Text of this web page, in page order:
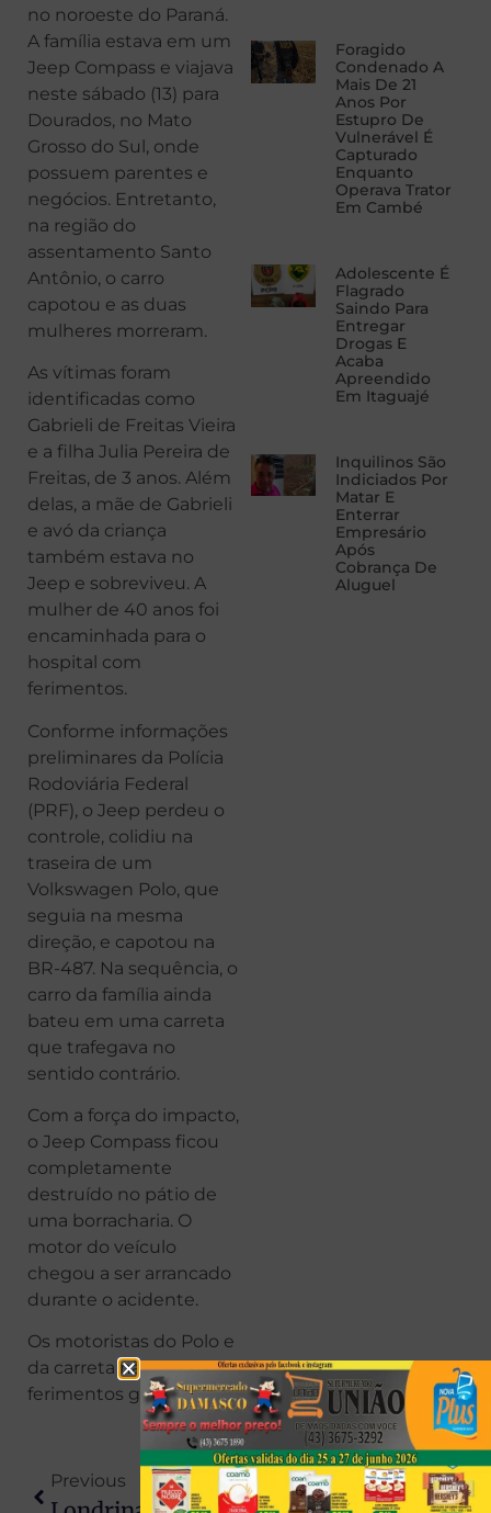
no noroeste do Paraná.
A família estava em um
Jeep Compass e viajava
neste sábado (13) para
Dourados, no Mato
Grosso do Sul, onde
possuem parentes e
negócios. Entretanto,
na região do
assentamento Santo
Antônio, o carro
capotou e as duas
mulheres morreram.
As vítimas foram
identificadas como
Gabrieli de Freitas Vieira
e a filha Julia Pereira de
Freitas, de 3 anos. Além
delas, a mãe de Gabrieli
e avó da criança
também estava no
Jeep e sobreviveu. A
mulher de 40 anos foi
encaminhada para o
hospital com
ferimentos.
Conforme informações
preliminares da Polícia
Rodoviária Federal
(PRF), o Jeep perdeu o
controle, colidiu na
traseira de um
Volkswagen Polo, que
seguia na mesma
direção, e capotou na
BR-487. Na sequência, o
carro da família ainda
bateu em uma carreta
que trafegava no
sentido contrário.
Com a força do impacto,
o Jeep Compass ficou
completamente
destruído no pátio de
uma borracharia. O
motor do veículo
chegou a ser arrancado
durante o acidente.
Os motoristas do Polo e
da carreta não tiveram
ferimentos graves.
Foragido
Condenado A
Mais De 21
Anos Por
Estupro De
Vulnerável É
Capturado
Enquanto
Operava Trator
Em Cambé
Adolescente É
Flagrado
Saindo Para
Entregar
Drogas E
Acaba
Apreendido
Em Itaguajé
Inquilinos São
Indiciados Por
Matar E
Enterrar
Empresário
Após
Cobrança De
Aluguel
Previous Next